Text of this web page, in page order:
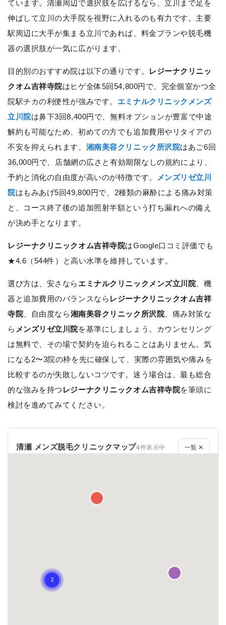
ています。清瀬周辺で選択肢を広げるなら、立川まで足を
伸ばして立川の大手院を視野に入れるのも有力です。主要
駅周辺に大手が集まる立川であれば、料金プランや脱毛機
器の選択肢が一気に広がります。
目的別のおすすめ院は以下の通りです。
レジーナクリニッ
クオム吉祥寺院はヒゲ全体5回54,800円で、完全個室かつ全
院駅チカの利便性が強みです。 エミナルクリニックメンズ
立川院は鼻下3回8,400円で、無料オプションが豊富で中途
解約も可能なため、初めての方でも追加費用やリタイアの
不安を抑えられます。 湘南美容クリニック所沢院はあご6回
36,000円で、店舗網の広さと有効期限なしの規約により、
予約と消化の自由度が高いのが特徴です。
メンズリゼ立川
院はもみあげ5回49,800円で、2種類の麻酔による痛み対策
と、コース終了後の追加照射半額という打ち漏れへの備え
が決め手となります。
レジーナクリニックオム吉祥寺院はGoogle口コミ評価でも
★4.6（544件）と高い水準を維持しています。
選び方は、安さなら エミナルクリニックメンズ立川院、機
器と追加費用のバランスなら レジーナクリニックオム吉祥
寺院、自由度なら湘南美容クリニック所沢院、痛み対策な
ら メンズリゼ立川院を基準にしましょう。カウンセリング
は無料で、その場で契約を迫られることはありません。気
になる2〜3院の枠を先に確保して、実際の雰囲気や痛みを
比較するのが失敗しないコツです。迷う場合は、最も総合
的な強みを持つ レジーナクリニックオム吉祥寺院を筆頭に
検討を進めてみてください。
清瀬 メンズ脱毛クリニックマップ4件表示中 一覧 ✕